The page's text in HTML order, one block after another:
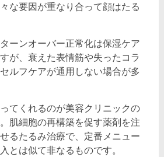
な要因が重なり合って顔はたる
ーンオーバー正常化は保湿ケア
が、衰えた表情筋や失ったコラ
ルフケアが通用しない場合が多
てくれるのが美容クリニックの
肌細胞の再構築を促す薬剤を注
るたるみ治療で、定番メニュー
とは似て非なるものです。